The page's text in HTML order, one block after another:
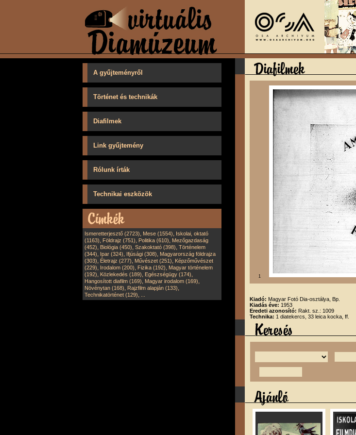
A gyűjteményről
Történet és technikák
Diafilmek
Link gyűjtemény
Rólunk írták
Technikai eszközök
Ismeretterjesztő (2723), Mese (1554), Iskolai, oktató
(1163), Földrajz (751), Politika (610), Mezőgazdaság
(452), Biológia (450), Szakoktató (398), Történelem
(344), Ipar (324), Ifjúsági (308), Magyarország földrajza
(303), Életrajz (277), Művészet (251), Képzőművészet
(229), Irodalom (200), Fizika (192), Magyar történelem
(192), Közlekedés (189), Egészségügy (174),
Hangosított diafilm (169), Magyar irodalom (169),
Növénytan (168), Rajzfilm alapján (133),
Technikatörténet (129),
1
Kiadó: Magyar Fotó Dia-osztálya, Bp.
Kiadás éve: 1953
Eredeti azonosító: Rakt. sz.: 1009
Technika: 1 diatekercs, 33 leica kocka, ff.